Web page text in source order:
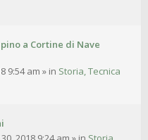
a Cortine di Nave
9:54 am » in Storia, Tecnica